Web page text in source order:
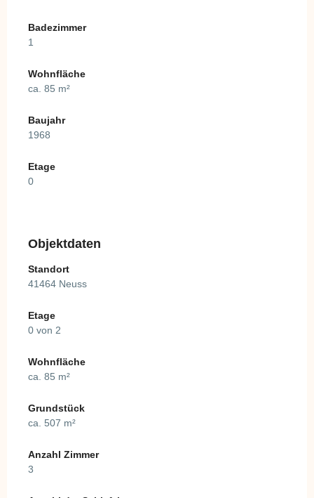
Badezimmer
1
Wohnfläche
ca. 85 m²
Baujahr
1968
Etage
0
Objektdaten
Standort
41464 Neuss
Etage
0 von 2
Wohnfläche
ca. 85 m²
Grundstück
ca. 507 m²
Anzahl Zimmer
3